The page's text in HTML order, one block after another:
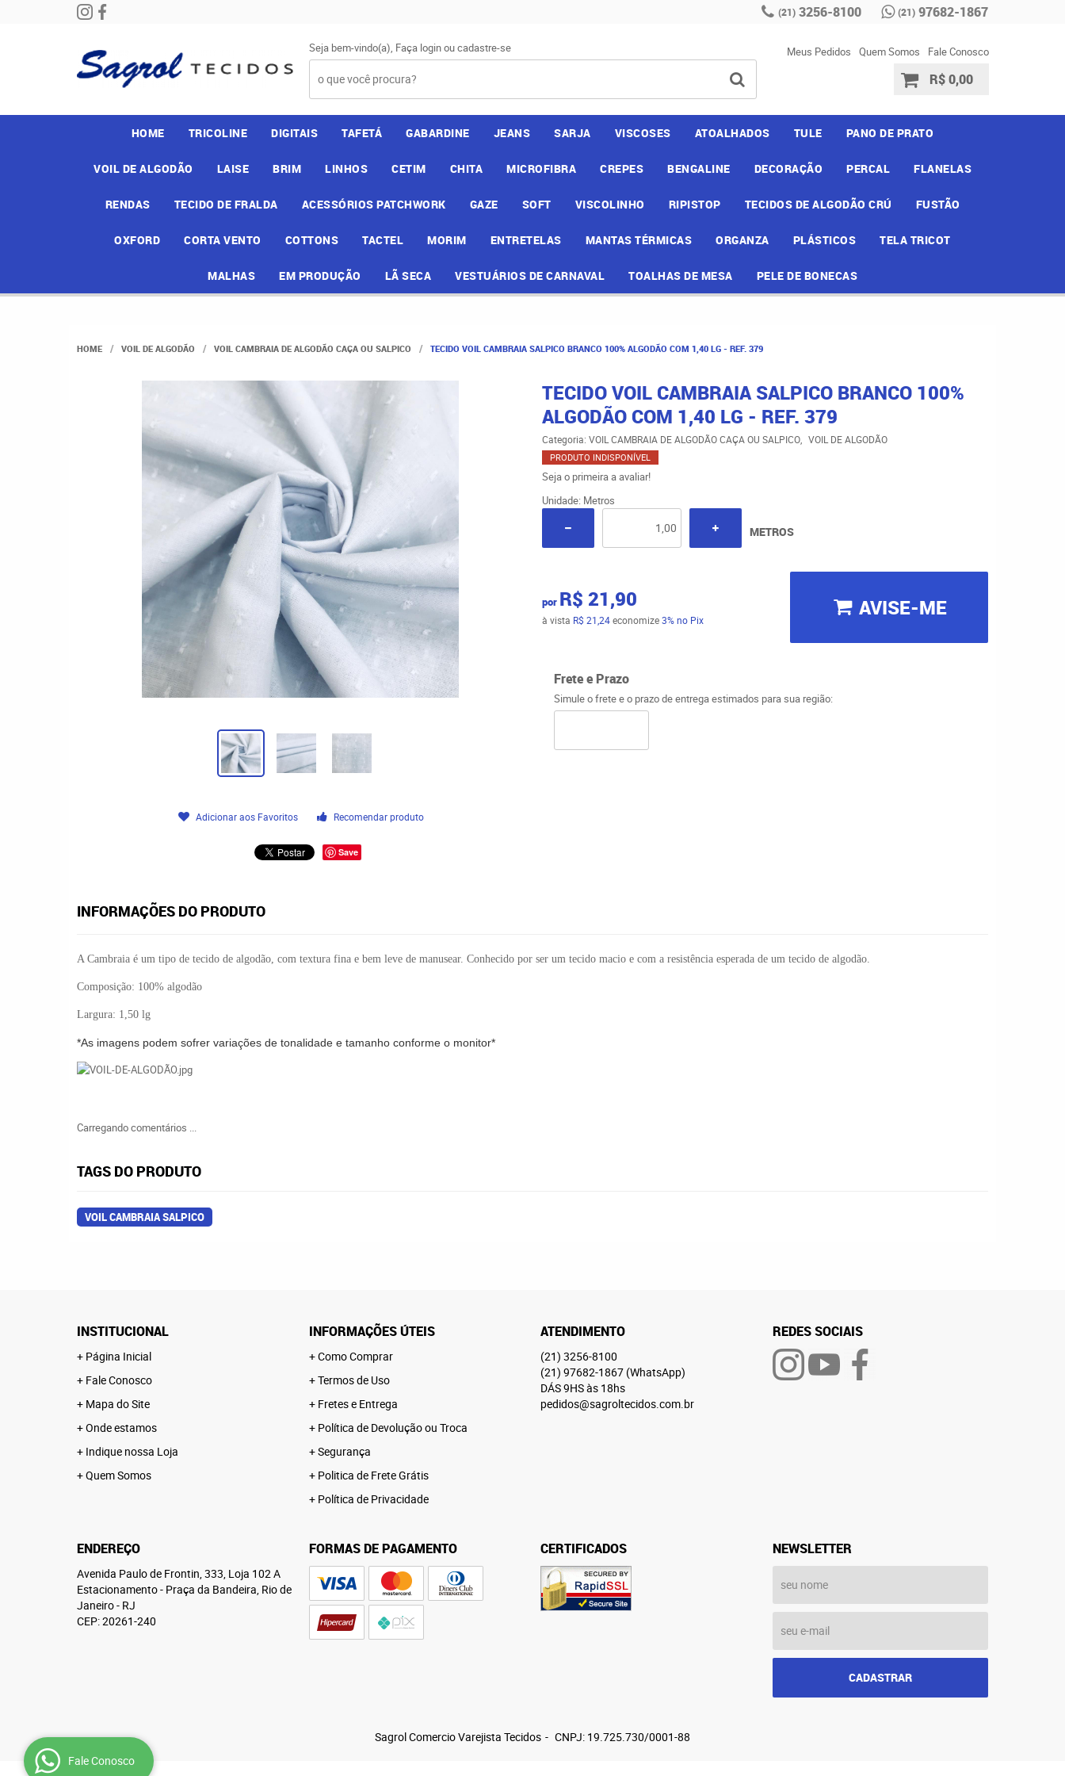
(21) 3256-8100 (21) 97682-1867
Seja bem-vindo(a), Faça loginoucadastre-se Meus Pedidos Quem Somos Fale Conosco
R$ 0,00
HOME TRICOLINE DIGITAIS TAFETÁ GABARDINE JEANS SARJA VISCOSES ATOALHADOS TULE PANO DE PRATO
VOIL DE ALGODÃO LAISE BRIM LINHOS CETIM CHITA MICROFIBRA CREPES BENGALINE DECORAÇÃO PERCAL FLANELAS
RENDAS TECIDO DE FRALDA ACESSÓRIOS PATCHWORK GAZE SOFT VISCOLINHO RIPISTOP TECIDOS DE ALGODÃO CRÚ FUSTÃO
OXFORD CORTA VENTO COTTONS TACTEL MORIM ENTRETELAS MANTAS TÉRMICAS ORGANZA PLÁSTICOS TELA TRICOT
MALHAS EM PRODUÇÃO LÃ SECA VESTUÁRIOS DE CARNAVAL TOALHAS DE MESA PELE DE BONECAS
HOME VOIL DE ALGODÃO VOIL CAMBRAIA DE ALGODÃO CAÇA OU SALPICO TECIDO VOIL CAMBRAIA SALPICO BRANCO 100% ALGODÃO COM 1,40 LG - REF. 379
Adicionar aos Favoritos Recomendar produto
Save
TECIDO VOIL CAMBRAIA SALPICO BRANCO 100%
ALGODÃO COM 1,40 LG - REF. 379
Categoria: VOIL CAMBRAIA DE ALGODÃO CAÇA OU SALPICO VOIL DE ALGODÃO
PRODUTO INDISPONÍVEL
Seja o primeira a avaliar!
Unidade: Metros
METROS
por R$ 21,90
à vista R$ 21,24economize3% no Pix AVISE-ME
Frete e Prazo
Simule o frete e o prazo de entrega estimados para sua região:
INFORMAÇÕES DO PRODUTO
A Cambraia é um tipo de tecido de algodão, com textura fina e bem leve de manusear. Conhecido por ser um tecido macio e com a resistência esperada de um tecido de algodão.
Composição: 100% algodão
Largura: 1,50 lg
*As imagens podem sofrer variações de tonalidade e tamanho conforme o monitor*
Carregando comentários ...
TAGS DO PRODUTO
VOIL CAMBRAIA SALPICO
INSTITUCIONAL
Página Inicial
Fale Conosco
Mapa do Site
Onde estamos
Indique nossa Loja
Quem Somos
INFORMAÇÕES ÚTEIS
Como Comprar
Termos de Uso
Fretes e Entrega
Política de Devolução ou Troca
Segurança
Politica de Frete Grátis
Política de Privacidade
ATENDIMENTO
(21) 3256-8100
(21) 97682-1867 (WhatsApp)
DÁS 9HS às 18hs
pedidos@sagroltecidos.com.br
REDES SOCIAIS
ENDEREÇO
Avenida Paulo de Frontin, 333, Loja 102 A
Estacionamento- Praça da Bandeira, Rio de
Janeiro- RJ
CEP: 20261-240
FORMAS DE PAGAMENTO CERTIFICADOS NEWSLETTER
CADASTRAR
Sagrol Comercio Varejista Tecidos
CNPJ: 19.725.730/0001-88
Fale Conosco